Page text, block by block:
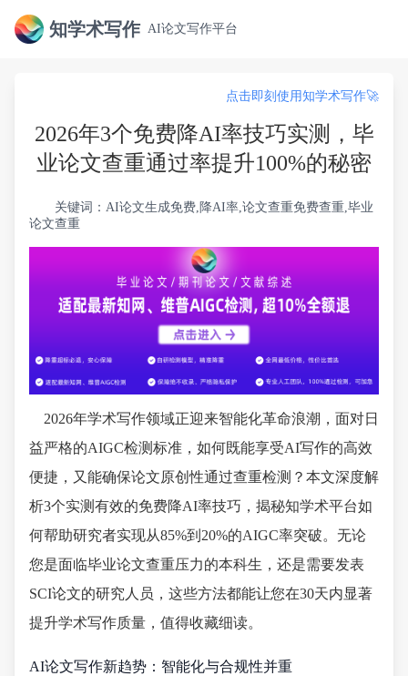
知学术写作 AI论文写作平台
点击即刻使用知学术写作🚀
2026年3个免费降AI率技巧实测，毕
业论文查重通过率提升100%的秘密
关键词：AI论文生成免费,降AI率,论文查重免费查重,毕业
论文查重
2026年学术写作领域正迎来智能化革命浪潮，面对日
益严格的AIGC检测标准，如何既能享受AI写作的高效
便捷，又能确保论文原创性通过查重检测？本文深度解
析3个实测有效的免费降AI率技巧，揭秘知学术平台如
何帮助研究者实现从85%到20%的AIGC率突破。无论
您是面临毕业论文查重压力的本科生，还是需要发表
SCI论文的研究人员，这些方法都能让您在30天内显著
提升学术写作质量，值得收藏细读。
AI论文写作新趋势：智能化与合规性并重